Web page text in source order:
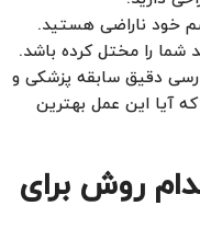
خود ناراضی هستید.
شما را مختل کرده باشد.
دقیق سابقه پزشکی و
آیا این عمل بهترین
روش برای